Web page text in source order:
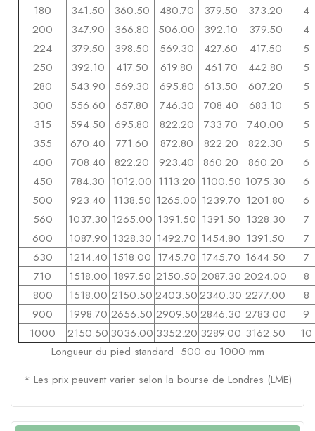
180
341.50 360.50 480.70 379.50 373.20
4
200
347.90 366.80 506.00 392.10 379.50
4
224
379.50 398.50 569.30 427.60 417.50
5
250
392.10 417.50 619.80 461.70 442.80
5
280
543.90 569.30 695.80 613.50 607.20
5
300
556.60 657.80 746.30 708.40 683.10
5
315
594.50 695.80 822.20 733.70 740.00
5
355
670.40 771.60 872.80 822.20 822.30
5
400
708.40 822.20 923.40 860.20 860.20
6
450
784.30 1012.00 1113.20 1100.50 1075.30
6
500
923.40 1138.50 1265.00 1239.70 1201.80
6
560
1037.30 1265.00 1391.50 1391.50 1328.30
7
600
1087.90 1328.30 1492.70 1454.80 1391.50
7
630
1214.40 1518.00 1745.70 1745.70 1644.50
7
710
1518.00 1897.50 2150.50 2087.30 2024.00
8
800
1518.00 2150.50 2403.502340.30 2277.00
8
900
1998.70 2656.50 2909.50 2846.30 2783.00
9
1000
2150.50 3036.00 3352.20 3289.00 3162.50
10
Longueur du pied standard 500 ou 1000 mm
* Les prix peuvent varier selon la bourse de Londres (LME)